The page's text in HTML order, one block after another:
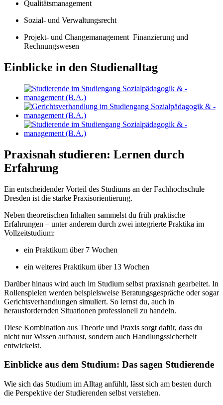
Qualitätsmanagement
Sozial- und Verwaltungsrecht
Projekt- und Changemanagement Finanzierung und
Rechnungswesen
Einblicke in den Studienalltag
Praxisnah studieren: Lernen durch
Erfahrung
Ein entscheidender Vorteil des Studiums an der Fachhochschule
Dresden ist die starke Praxisorientierung.
Neben theoretischen Inhalten sammelst du früh praktische
Erfahrungen – unter anderem durch zwei integrierte Praktika im
Vollzeitstudium:
ein Praktikum über 7 Wochen
ein weiteres Praktikum über 13 Wochen
Darüber hinaus wird auch im Studium selbst praxisnah gearbeitet. In
Rollenspielen werden beispielsweise Beratungsgespräche oder sogar
Gerichtsverhandlungen simuliert. So lernst du, auch in
herausfordernden Situationen professionell zu handeln.
Diese Kombination aus Theorie und Praxis sorgt dafür, dass du
nicht nur Wissen aufbaust, sondern auch Handlungssicherheit
entwickelst.
Einblicke aus dem Studium: Das sagen Studierende
Wie sich das Studium im Alltag anfühlt, lässt sich am besten durch
die Perspektive der Studierenden selbst verstehen.